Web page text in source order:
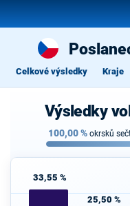
Celkové výsledky Kraje
Výsledky
100,00% okrsků
33,55 %
25,50 %